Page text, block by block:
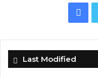
c
Last Modified